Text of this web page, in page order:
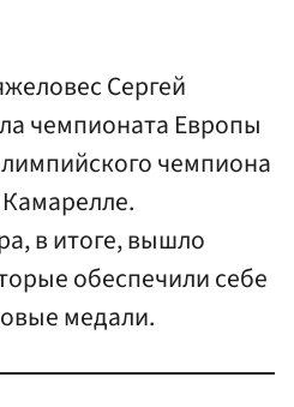
Сергей
чемпионата Европы
чемпиона
в итоге, вышло
обеспечили себе
медали.